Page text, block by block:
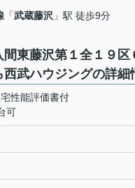
「武蔵藤沢 」駅 徒歩9分
間東藤沢第１全１９区
武ハウジングの詳細
性能評価書付
可